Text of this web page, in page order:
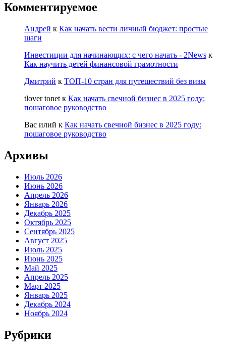
Комментируемое
Андрей к Как начать вести личный бюджет: простые
шаги
Инвестиции для начинающих: с чего начать - 2News к
Как научить детей финансовой грамотности
Дмитрий к ТОП-10 стран для путешествий без визы
tlover tonet к Как начать свечной бизнес в 2025 году:
пошаговое руководство
Вас илий к Как начать свечной бизнес в 2025 году:
пошаговое руководство
Архивы
Июль 2026
Июнь 2026
Апрель 2026
Январь 2026
Декабрь 2025
Октябрь 2025
Сентябрь 2025
Август 2025
Июль 2025
Июнь 2025
Май 2025
Апрель 2025
Март 2025
Январь 2025
Декабрь 2024
Ноябрь 2024
Рубрики